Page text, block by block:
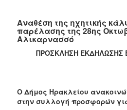
2022
2021
2018
2017
Aναθέση της ηχητικής
παρέλασης της 28ης
Αλικαρνασσό
ΠΡΟΣΚΛΗΣΗ ΕΚΔΗΛΩΣΗΣ
Ο Δήμος Ηρακλείου
στην συλλογή προσφορών